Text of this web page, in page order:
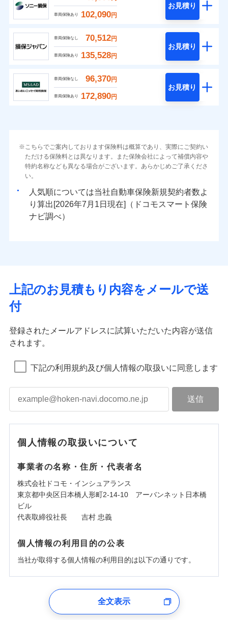
車両保険あり 102,090円
お見積り
車両保険なし 70,512円
車両保険あり 135,528円
お見積り
車両保険なし 96,370円
車両保険あり 172,890円
お見積り
こちらでご案内しております保険料は概算であり、実際にご契約い
ただける保険料とは異なります。また保険会社によって補償内容や
特約名称なども異なる場合がございます。あらかじめご了承くださ
い。
人気順については当社
新規契約者数よ
り算出[
年 月
日現在]（ドコモスマート保険
ナビ調べ）
上記のお見積もり内容をメールで送
付
登録されたメールアドレスに試算いただいた内容が送信
されます。
下記の利用規約及び個人情報の取扱いに同意します
個人情報の取扱いについて
事業者の名称・住所・代表者名
株式会社ドコモ・インシュアランス
東京都中央区日本橋人形町2-14-10 アーバンネット日本橋
ビル
代表取締役社長 吉村 忠義
個人情報の利用目的の公表
当社が取得する個人情報の利用目的は以下の通りです。
ユーザー登録受付および、管理のため
全文表示